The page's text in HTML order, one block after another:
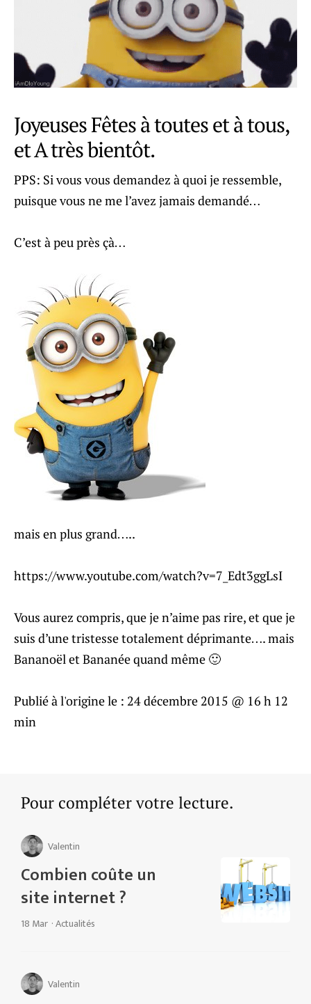
Joyeuses Fêtes à toutes et à tous,
et A très bientôt.
PPS: Si vous vous demandez à quoi je ressemble,
puisque vous ne me l’avez jamais demandé…
C’est à peu près çà…
mais en plus grand…..
https://www.youtube.com/watch?v=7_Edt3ggLsI
Vous aurez compris, que je n’aime pas rire, et que je
suis d’une tristesse totalement déprimante…. mais
Bananoël et Bananée quand même 🙂
Publié à l'origine le : 24 décembre 2015 @ 16 h 12
min
Pour compléter votre lecture.
Valentin
Combien coûte un
site internet ?
18 Mar ·Actualités
Valentin